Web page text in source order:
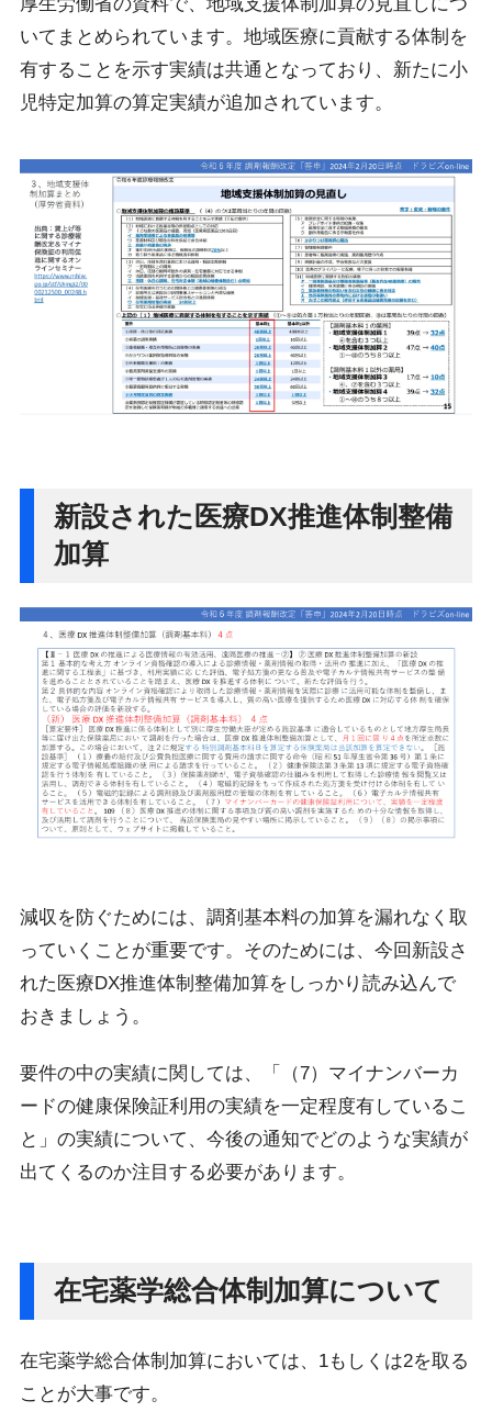
いてまとめられています。地域医療に貢献する体制を
有することを示す実績は共通となっており、新たに小
児特定加算の算定実績が追加されています。
新設された医療DX推進体制整備
加算
減収を防ぐためには、調剤基本料の加算を漏れなく取
っていくことが重要です。そのためには、今回新設さ
れた医療DX推進体制整備加算をしっかり読み込んで
おきましょう。
要件の中の実績に関しては、「（7）マイナンバーカ
ードの健康保険証利用の実績を一定程度有しているこ
と」の実績について、今後の通知でどのような実績が
出てくるのか注目する必要があります。
在宅薬学総合体制加算について
在宅薬学総合体制加算においては、1もしくは2を取る
ことが大事です。